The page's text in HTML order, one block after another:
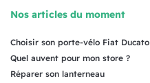
Nos articles du moment
Choisir son porte-vélo Fiat Ducato
Quel auvent pour mon store ?
Réparer son lanterneau